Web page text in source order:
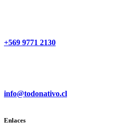
+569 9771 2130
info@todonativo.cl
Enlaces